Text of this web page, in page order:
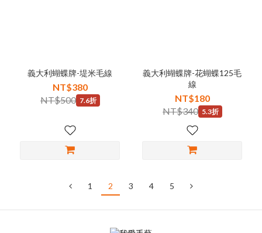
義大利蝴蝶牌-堤米毛線
NT$380
NT$500 7.6折
義大利蝴蝶牌-花蝴蝶125毛
線
NT$180
NT$340 5.3折
1 2 3 4 5